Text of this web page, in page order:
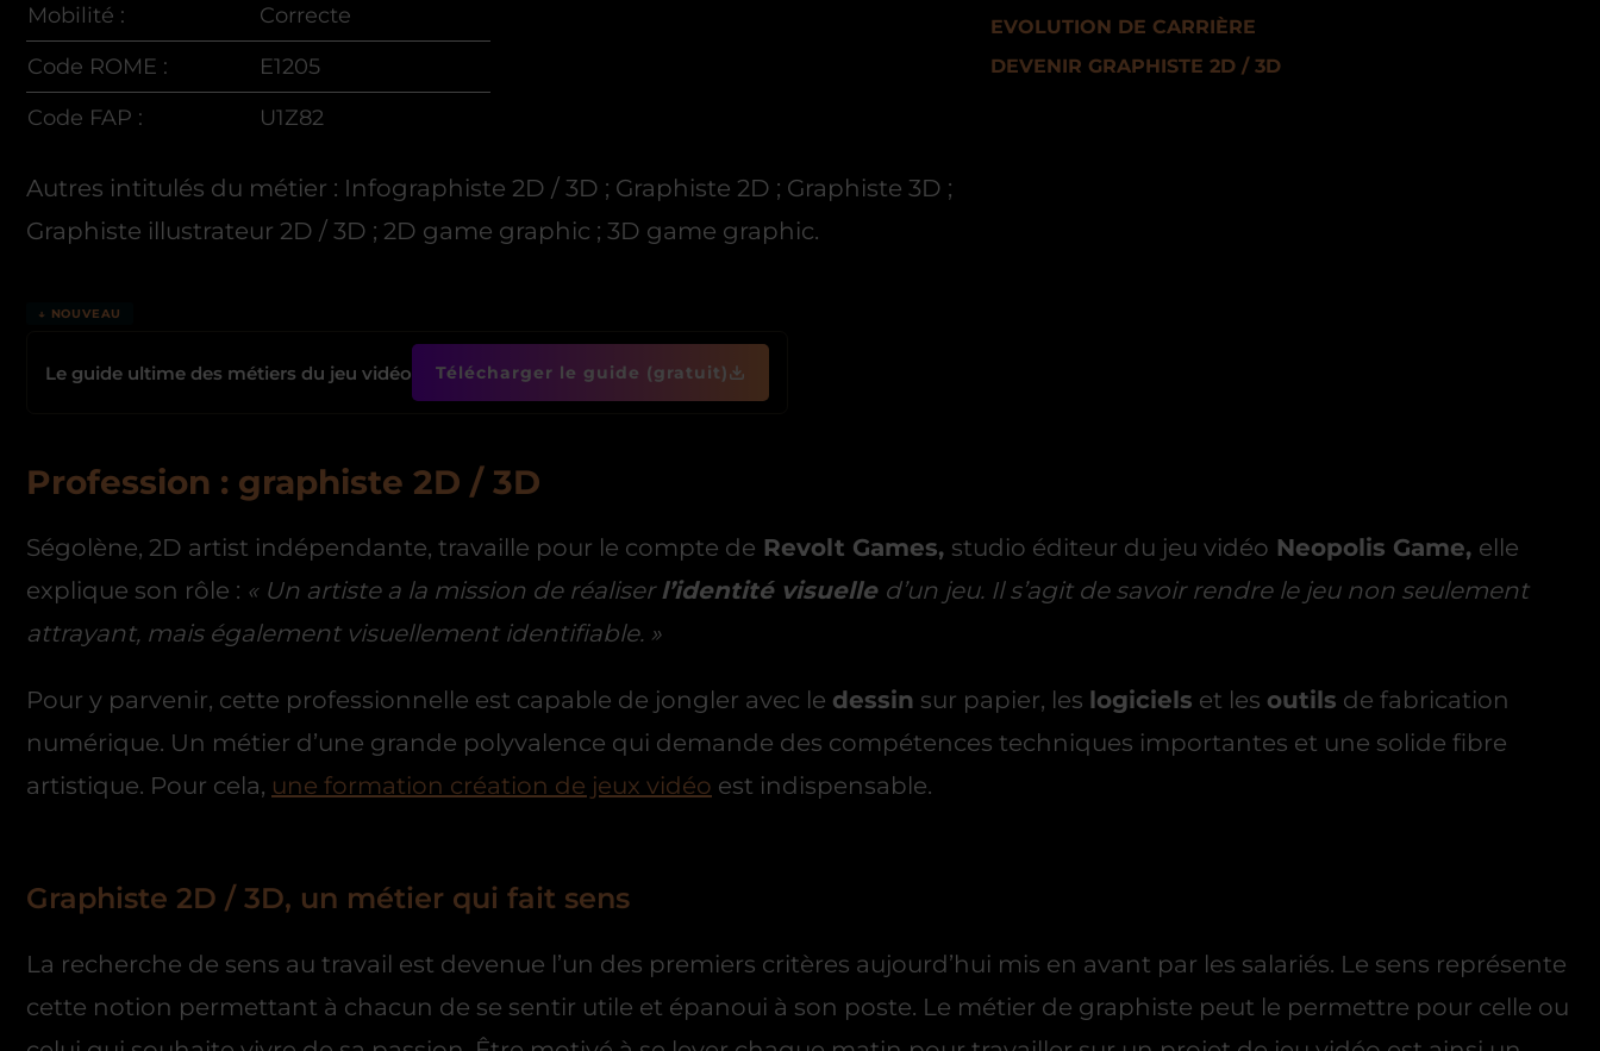
EVOLUTION DE CARRIÈRE
DEVENIR GRAPHISTE 2D / 3D
Mobilité :
Correcte
Code ROME :
E1205
Code FAP :
U1Z82
Autres intitulés du métier : Infographiste 2D / 3D ; Graphiste 2D ; Graphiste 3D ;
Graphiste illustrateur 2D / 3D ; 2D game graphic ; 3D game graphic.
↓ NOUVEAU
Le guide ultime des métiers du jeu vidéo Télécharger le guide (gratuit)
Profession : graphiste 2D / 3D
Ségolène, 2D artist indépendante, travaille pour le compte de Revolt Games, studio éditeur du jeu vidéo Neopolis Game, elle
explique son rôle : « Un artiste a la mission de réaliserl’identité visuelle d’un jeu. Il s’agit de savoir rendre le jeu non seulement
attrayant, mais également visuellement identifiable. »
Pour y parvenir, cette professionnelle est capable de jongler avec le dessin sur papier, les logiciels et les outils de fabrication
numérique. Un métier d’une grande polyvalence qui demande des compétences techniques importantes et une solide fibre
artistique. Pour cela, une formation création de jeux vidéo est indispensable.
Graphiste 2D / 3D, un métier qui fait sens
La recherche de sens au travail est devenue l’un des premiers critères aujourd’hui mis en avant par les salariés. Le sens représente
cette notion permettant à chacun de se sentir utile et épanoui à son poste. Le métier de graphiste peut le permettre pour celle ou